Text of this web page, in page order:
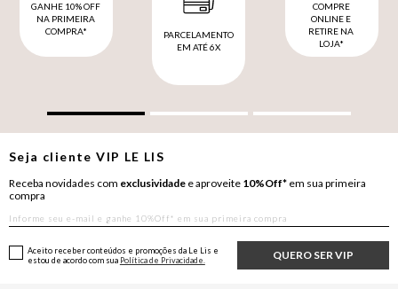
GANHE 10% OFF
NA PRIMEIRA
COMPRA*
PARCELAMENTO
EM ATÉ 6X
COMPRE
ONLINE E
RETIRE NA
LOJA*
Seja clienteVIP LE LIS
Receba novidades com exclusividade e aproveite 10%Off* em sua primeira
compra
QUERO SER VIP
Aceito receber conteúdos e promoções da Le Lis e
estou de acordo com sua Política de Privacidade.